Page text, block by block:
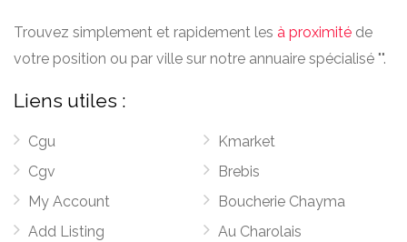
Trouvez simplement et rapidement les à proximité de
votre position ou par ville sur notre annuaire spécialisé "".
Liens utiles :
Cgu
Cgv
My Account
Add Listing
Kmarket
Brebis
Boucherie Chayma
Au Charolais